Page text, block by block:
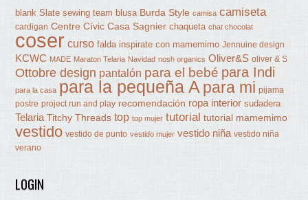
blank Slate sewing team blusa Burda Style camisa camiseta
cardigan Centre Cívic Casa Sagnier chaqueta chat chocolat
coser curso falda inspirate con mamemimo Jennuine design
KCWC MADE Maraton Telaria Navidad nosh organics Oliver&S oliver & S
Ottobre design pantalón para el bebé para Indi
para la casa para la pequeña A para mi pijama
postre project run and play recomendación ropa interior sudadera
Telaria Titchy Threads top top mujer tutorial tutorial mamemimo
vestido vestido de punto vestido mujer vestido niña vestido niña
verano
LOGIN